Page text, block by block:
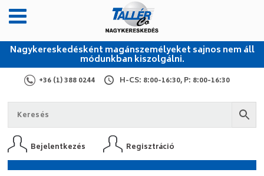
Nagykereskedésként magánszemélyeket sajnos nem áll
módunkban kiszolgálni.
+36 (1) 388 0244 H-CS: 8:00-16:30, P: 8:00-16:30
Bejelentkezés Regisztráció